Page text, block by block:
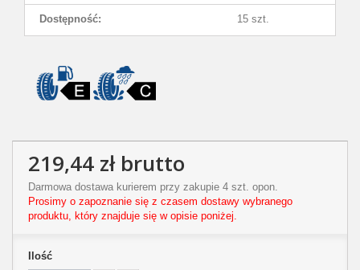
Dostępność: 15 szt.
219,44 złbrutto
Darmowa dostawa kurierem przy zakupie 4 szt. opon.
Prosimy o zapoznanie się z czasem dostawy wybranego
produktu, który znajduje się w opisie poniżej.
Ilość